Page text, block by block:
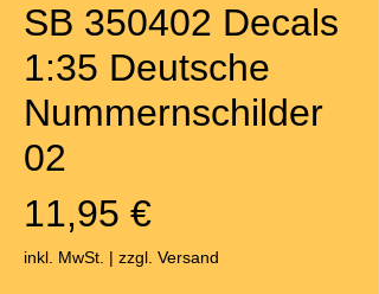
SB 350402 Decals
1:35 Deutsche
Nummernschilder
02
11,95 €Preis
inkl. MwSt. | zzgl. Versand